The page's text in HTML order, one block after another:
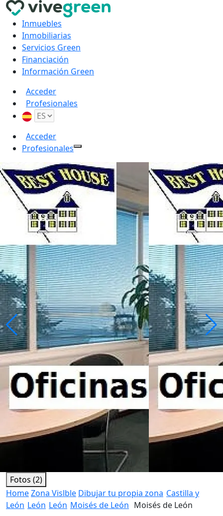
Inmuebles
Inmobiliarias
Servicios Green
Financiación
Información Green
Acceder
Profesionales
Acceder
Profesionales
Fotos (2)
HomeZona Vislble Dibujar tu propia zona Castilla y
León León León Moisés de León Moisés de León